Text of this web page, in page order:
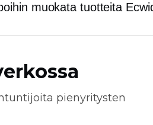
muokata tuotteita
pienyritysten